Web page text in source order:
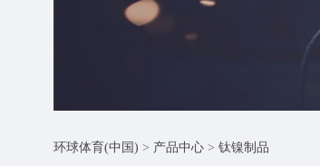
环球体育(中国) > 产品中心 > 钛镍制品